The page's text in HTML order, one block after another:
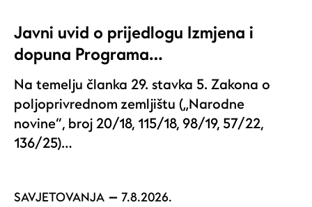
Javni uvid o prijedlogu Izmjena i
dopuna Programa…
Na temelju članka 29. stavka 5. Zakona o
poljoprivrednom zemljištu („Narodne
novine“, broj 20/18, 115/18, 98/19, 57/22,
136/25)…
SAVJETOVANJA 7.8.2026.